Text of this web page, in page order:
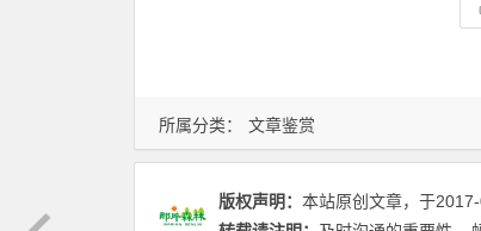
所属分类： 文章鉴赏
版权声明： 本站原创文章，于